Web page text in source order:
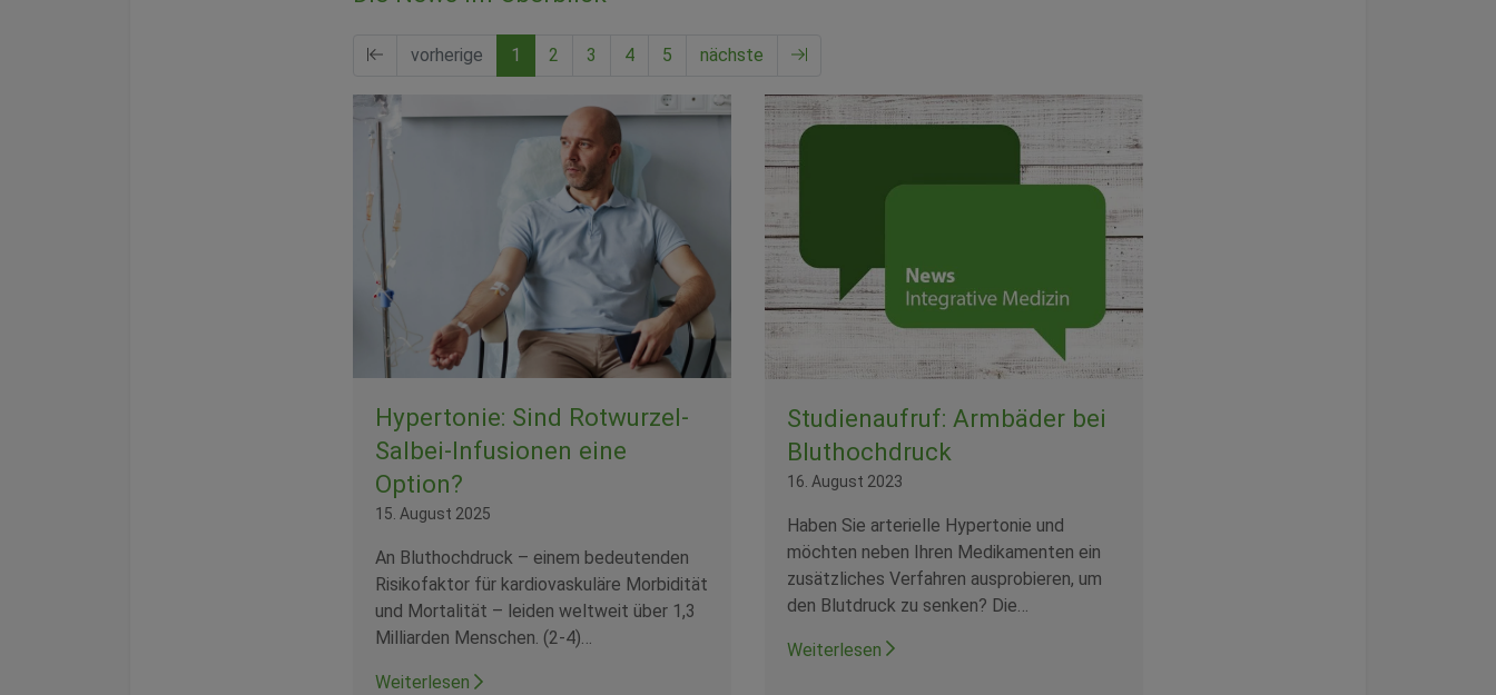
vorherige 1 2 3 4 5 nächste
Hypertonie: Sind Rotwurzel-
Salbei-Infusionen eine
Option?
15. August 2025
An Bluthochdruck – einem bedeutenden
Risikofaktor für kardiovaskuläre Morbidität
und Mortalität – leiden weltweit über 1,3
Milliarden Menschen. (2-4)…
Weiterlesen
Studienaufruf: Armbäder bei
Bluthochdruck
16. August 2023
Haben Sie arterielle Hypertonie und
möchten neben Ihren Medikamenten ein
zusätzliches Verfahren ausprobieren, um
den Blutdruck zu senken? Die…
Weiterlesen